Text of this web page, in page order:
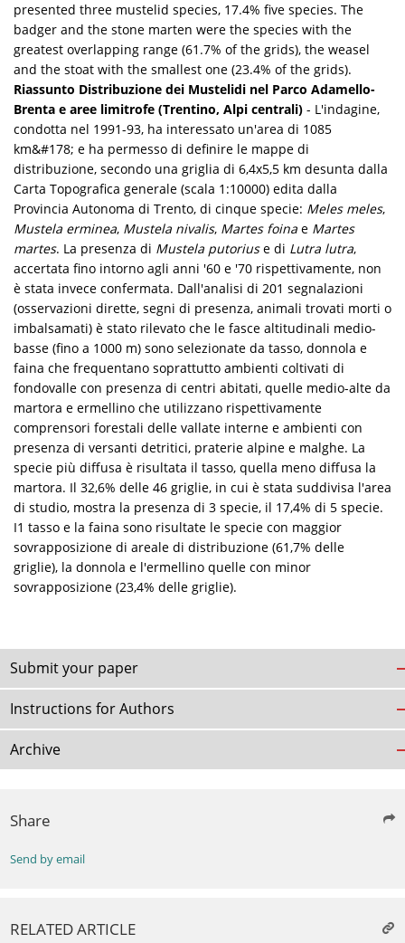
presented three mustelid species, 17.4% five species. The
badger and the stone marten were the species with the
greatest overlapping range (61.7% of the grids), the weasel
and the stoat with the smallest one (23.4% of the grids).
Riassunto Distribuzione dei Mustelidi nel Parco Adamello-
Brenta e aree limitrofe (Trentino, Alpi centrali) - L'indagine,
condotta nel 1991-93, ha interessato un'area di 1085
km&#178; e ha permesso di definire le mappe di
distribuzione, secondo una griglia di 6,4x5,5 km desunta dalla
Carta Topografica generale (scala 1:10000) edita dalla
Provincia Autonoma di Trento, di cinque specie: Meles meles,
Mustela erminea, Mustela nivalis, Martes foina e Martes
martes. La presenza di Mustela putoriuse di Lutra lutra,
accertata fino intorno agli anni '60 e '70 rispettivamente, non
è stata invece confermata. Dall'analisi di 201 segnalazioni
(osservazioni dirette, segni di presenza, animali trovati morti o
imbalsamati) è stato rilevato che le fasce altitudinali medio-
basse (fino a 1000 m) sono selezionate da tasso, donnola e
faina che frequentano soprattutto ambienti coltivati di
fondovalle con presenza di centri abitati, quelle medio-alte da
martora e ermellino che utilizzano rispettivamente
comprensori forestali delle vallate interne e ambienti con
presenza di versanti detritici, praterie alpine e malghe. La
specie più diffusa è risultata il tasso, quella meno diffusa la
martora. Il 32,6% delle 46 griglie, in cui è stata suddivisa l'area
di studio, mostra la presenza di 3 specie, il 17,4% di 5 specie.
I1 tasso e la faina sono risultate le specie con maggior
sovrapposizione di areale di distribuzione (61,7% delle
griglie), la donnola e l'ermellino quelle con minor
sovrapposizione (23,4% delle griglie).
Submit your paper
Instructions for Authors
Archive
Share
Send by email
RELATED ARTICLE